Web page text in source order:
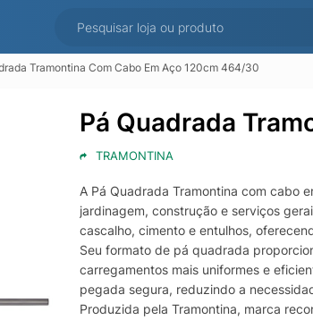
Tramontina Com Cabo Em Aço 120cm 464/30
Pá Quadrada
TRAMONTINA
A Pá Quadrada Tramontina com cabo
jardinagem, construção e serviços
cascalho, cimento e entulhos,
Seu formato de pá quadrada
carregamentos mais uniformes e
pegada segura, reduzindo a
Produzida pela Tramontina, marca